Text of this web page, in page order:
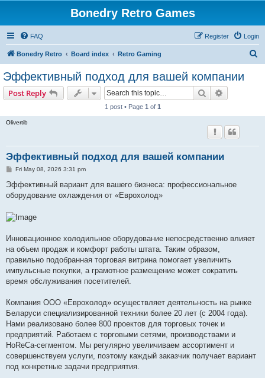
Bonedry Retro Games
FAQ Login
Register
Bonedry Retro Board index Retro Gaming
Эффективный подход для вашей компании
Post Reply Search
1 post • Page 1 of 1
Olivertib
Эффективный подход для вашей компании
P
s
t
Fri May 08, 2026 3:31 pm
Эффективный вариант для вашего бизнеса: профессиональное
оборудование охлаждения от «Еврохолод»
Инновационное холодильное оборудование непосредственно влияет
на объем продаж и комфорт работы штата. Таким образом,
правильно подобранная торговая витрина помогает увеличить
импульсные покупки, а грамотное размещение может сократить
время обслуживания посетителей.
Компания ООО «Еврохолод» осуществляет деятельность на рынке
Беларуси специализированной техники более 20 лет (с 2004 года).
Нами реализовано более 800 проектов для торговых точек и
предприятий. Работаем с торговыми сетями, производствами и
HoReCa-сегментом. Мы регулярно увеличиваем ассортимент и
совершенствуем услуги, поэтому каждый заказчик получает вариант
под конкретные задачи предприятия.